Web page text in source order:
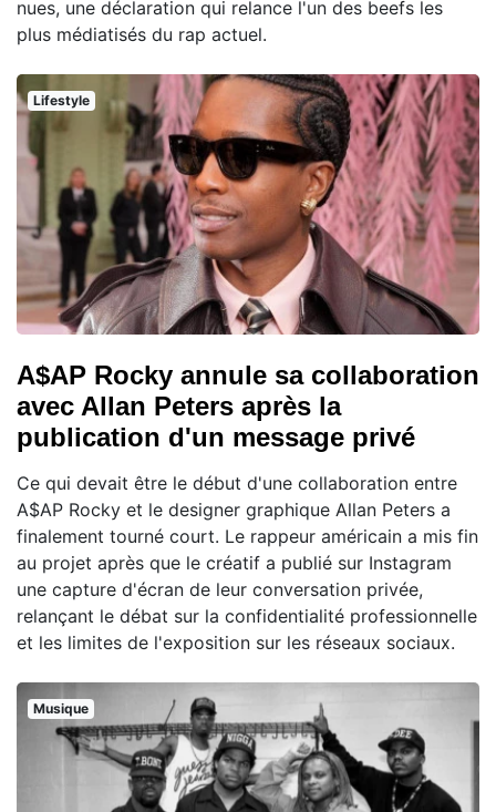
nues, une déclaration qui relance l'un des beefs les
plus médiatisés du rap actuel.
Lifestyle
A$AP Rocky annule sa collaboration
avec Allan Peters après la
publication d'un message privé
Ce qui devait être le début d'une collaboration entre
A$AP Rocky et le designer graphique Allan Peters a
finalement tourné court. Le rappeur américain a mis fin
au projet après que le créatif a publié sur Instagram
une capture d'écran de leur conversation privée,
relançant le débat sur la confidentialité professionnelle
et les limites de l'exposition sur les réseaux sociaux.
Musique